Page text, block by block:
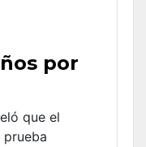
por
que el